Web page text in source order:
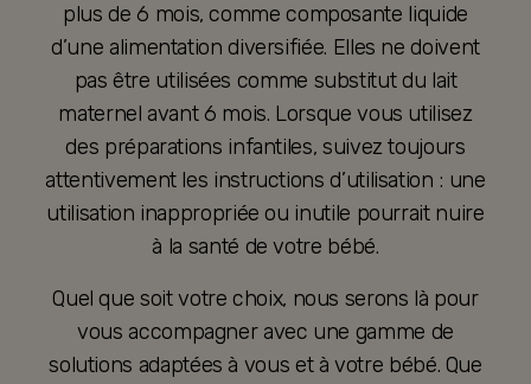
plus de 6 mois, comme composante liquide
d’une alimentation diversifiée. Elles ne doivent
pas être utilisées comme substitut du lait
maternel avant 6 mois. Lorsque vous utilisez
des préparations infantiles, suivez toujours
attentivement les instructions d’utilisation : une
utilisation inappropriée ou inutile pourrait nuire
à la santé de votre bébé.
Quel que soit votre choix, nous serons là pour
vous accompagner avec une gamme de
solutions adaptées à vous et à votre bébé. Que